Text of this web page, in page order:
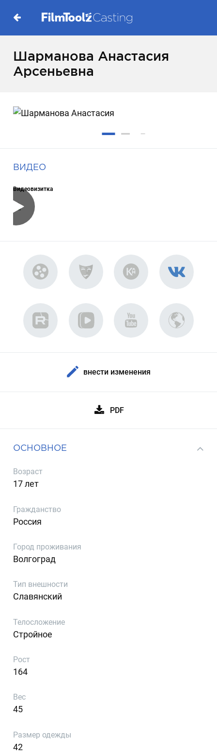
Шарманова Анастасия
Арсеньевна
ВИДЕО
Видеовизитка
внести изменения
PDF
ОСНОВНОЕ
Возраст
17 лет
Гражданство
Россия
Город проживания
Волгоград
Тип внешности
Славянский
Телосложение
Стройное
Рост
164
Вес
45
Размер одежды
42